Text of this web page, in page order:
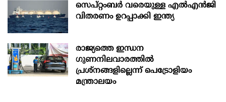
സെപ്റ്റംബർ വരെയുള്ള എൽഎൻജി
വിതരണം ഉറപ്പാക്കി ഇന്ത്യ
രാജ്യത്തെ ഇന്ധന
ഗുണനിലവാരത്തില്‍
പ്രശ്‌നങ്ങളില്ലെന്ന് പെട്രോളിയം
മന്ത്രാലയം